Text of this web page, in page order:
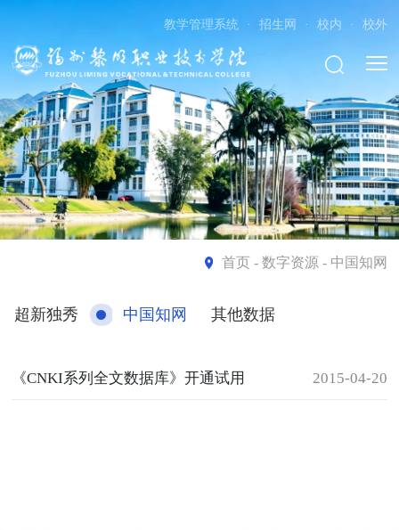
教学管理系统 · 招生网 · 校内 · 校外
首页- 数字资源 - 中国知网
超新独秀 中国知网 其他数据
《CNKI系列全文数据库》开通试用 2015-04-20